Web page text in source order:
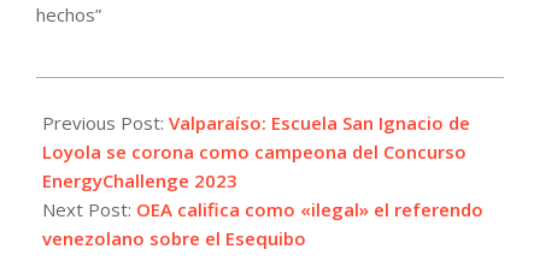
hechos”
12-
08
Previous Post: Valparaíso: Escuela San Ignacio de
Loyola se corona como campeona del Concurso
EnergyChallenge 2023
Next Post: OEA califica como «ilegal» el referendo
venezolano sobre el Esequibo